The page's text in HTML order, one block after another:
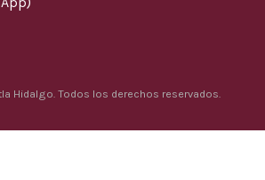
Hidalgo. Todos los derechos reservados.